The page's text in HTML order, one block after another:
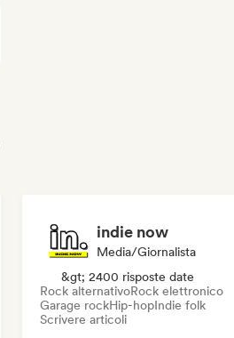
indie now
Media/Giornalista
&gt; 2400 risposte date
Rock alternativoRock elettronico
Garage rockHip-hopIndie folk
Scrivere articoli